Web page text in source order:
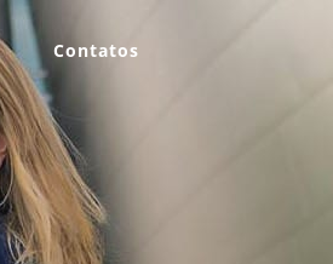
Contatos